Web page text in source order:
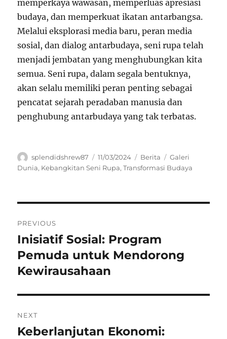
memperkaya wawasan, memperluas apresiasi
budaya, dan memperkuat ikatan antarbangsa.
Melalui eksplorasi media baru, peran media
sosial, dan dialog antarbudaya, seni rupa telah
menjadi jembatan yang menghubungkan kita
semua. Seni rupa, dalam segala bentuknya,
akan selalu memiliki peran penting sebagai
pencatat sejarah peradaban manusia dan
penghubung antarbudaya yang tak terbatas.
Author
splendidshrew87
Posted
on
11/03/2024 Categories
Berita Tags
Galeri
Dunia, Kebangkitan Seni Rupa,Transformasi Budaya
pos
PREVIOUS
Previous
post:
Inisiatif Sosial: Program
Pemuda untuk Mendorong
Kewirausahaan
NEXT
Next
Keberlanjutan Ekonomi: